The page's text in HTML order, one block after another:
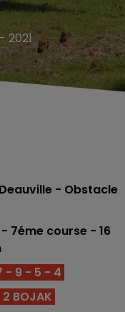
2021
- Obstacle
- 7éme course - 16
- 9 - 5 - 4
BOJAK